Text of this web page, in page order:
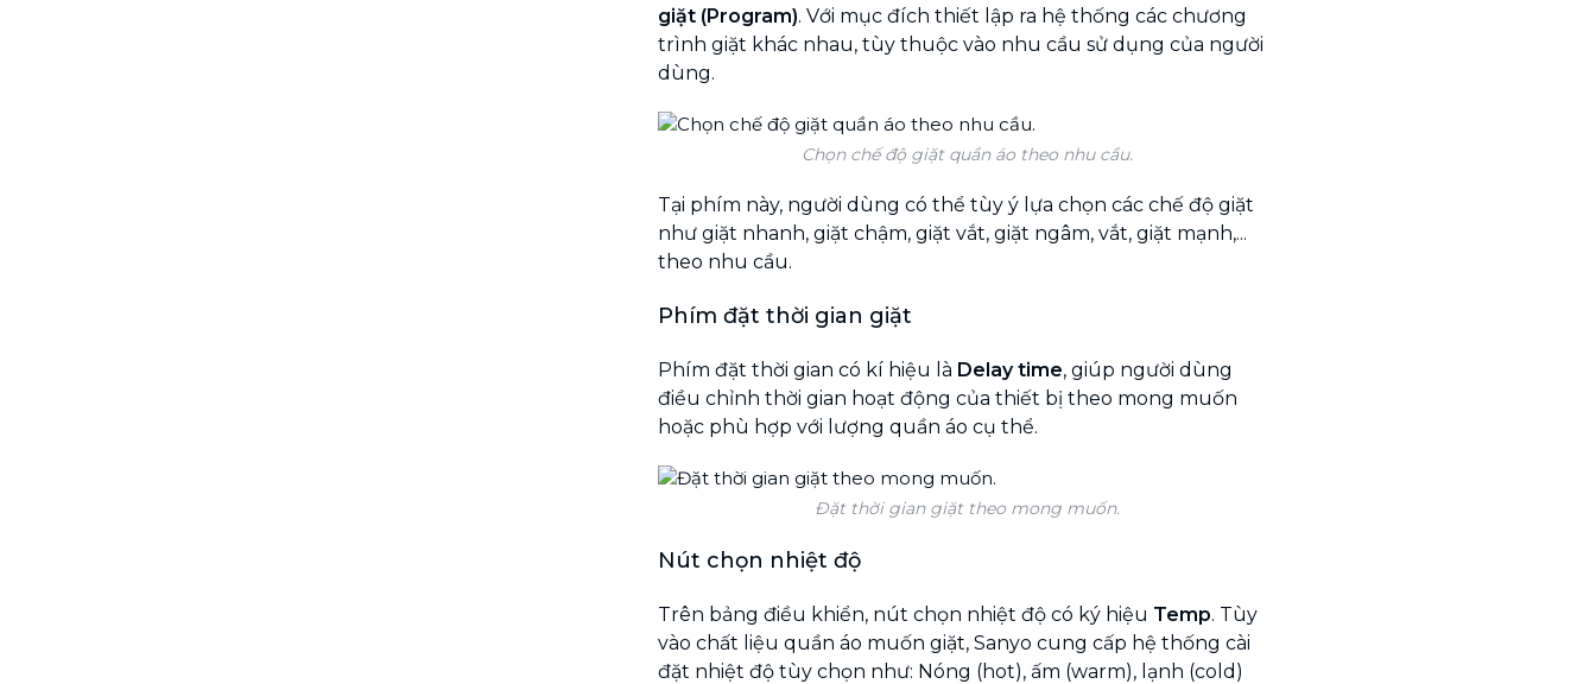
giặt (Program). Với mục đích thiết lập ra hệ thống các chương
trình giặt khác nhau, tùy thuộc vào nhu cầu sử dụng của người
dùng.
Chọn chế độ giặt quần áo theo nhu cầu.
Tại phím này, người dùng có thể tùy ý lựa chọn các chế độ giặt
như giặt nhanh, giặt chậm, giặt vắt, giặt ngâm, vắt, giặt mạnh,...
theo nhu cầu.
Phím đặt thời gian giặt
Phím đặt thời gian có kí hiệu là Delay time, giúp người dùng
điều chỉnh thời gian hoạt động của thiết bị theo mong muốn
hoặc phù hợp với lượng quần áo cụ thể.
Đặt thời gian giặt theo mong muốn.
Nút chọn nhiệt độ
Trên bảng điều khiển, nút chọn nhiệt độ có ký hiệu Temp. Tùy
vào chất liệu quần áo muốn giặt, Sanyo cung cấp hệ thống cài
đặt nhiệt độ tùy chọn như: Nóng (hot), ấm (warm), lạnh (cold)